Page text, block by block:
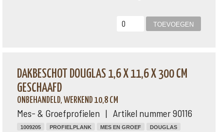
DAKBESCHOT DOUGLAS 1,6 X 11,6 X 300 CM
GESCHAAFD
ONBEHANDELD, WERKEND 10,8 CM
Mes- & Groefprofielen | Artikel nummer 90116
1009205 PROFIELPLANK MES EN GROEF
DOUGLAS